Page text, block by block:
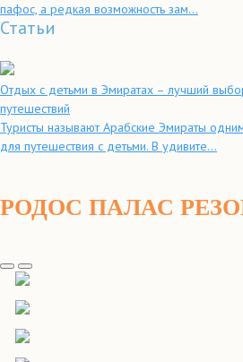
пафос, а редкая возможность зам...
Статьи
Отдых с детьми в Эмиратах – лучший
путешествий
Туристы называют Арабские Эмираты
для путешествия с детьми. В удивите...
РОДОС ПАЛАС